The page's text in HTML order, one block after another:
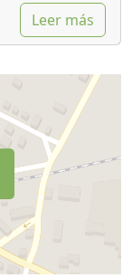
Leer más